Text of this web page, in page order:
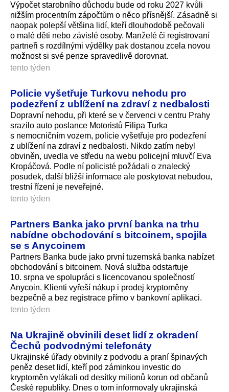
Výpočet starobního důchodu bude od roku 2027 kvůli
nižším procentním zápočtům o něco přísnější. Zásadně si
naopak polepší většina lidí, kteří dlouhodobě pečovali
o malé děti nebo závislé osoby. Manželé či registrovaní
partneři s rozdílnými výdělky pak dostanou zcela novou
možnost si své penze spravedlivě dorovnat.
tento týden
Policie vyšetřuje Turkovu nehodu pro
podezření z ublížení na zdraví z nedbalosti
Dopravní nehodu, při které se v červenci v centru Prahy
srazilo auto poslance Motoristů Filipa Turka
s nemocničním vozem, policie vyšetřuje pro podezření
z ublížení na zdraví z nedbalosti. Nikdo zatím nebyl
obviněn, uvedla ve středu na webu policejní mluvčí Eva
Kropáčová. Podle ní policisté požádali o znalecký
posudek, další bližší informace ale poskytovat nebudou,
trestní řízení je neveřejné.
tento týden
Partners Banka jako první banka na trhu
nabídne obchodování s bitcoinem, spojila
se s Anycoinem
Partners Banka bude jako první tuzemská banka nabízet
obchodování s bitcoinem. Nová služba odstartuje
10. srpna ve spolupráci s licencovanou společností
Anycoin. Klienti vyřeší nákup i prodej kryptoměny
bezpečně a bez registrace přímo v bankovní aplikaci.
tento týden
Na Ukrajině obvinili deset lidí z okradení
Čechů podvodnými telefonáty
Ukrajinské úřady obvinily z podvodu a praní špinavých
peněz deset lidí, kteří pod záminkou investic do
kryptoměn vylákali od desítky milionů korun od občanů
České republiky. Dnes o tom informovaly ukrajinská